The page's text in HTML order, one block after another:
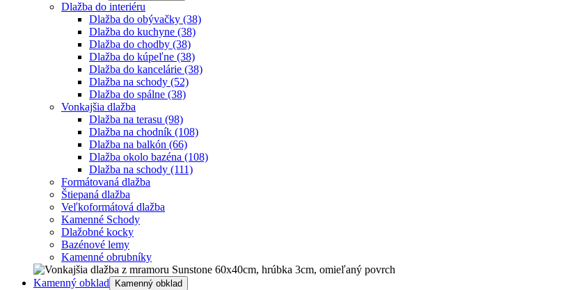
Dlažba do interiéru
Dlažba do obývačky (38)
Dlažba do kuchyne (38)
Dlažba do chodby (38)
Dlažba do kúpeľne (38)
Dlažba do kancelárie (38)
Dlažba na schody (52)
Dlažba do spálne (38)
Vonkajšia dlažba
Dlažba na terasu (98)
Dlažba na chodník (108)
Dlažba na balkón (66)
Dlažba okolo bazéna (108)
Dlažba na schody (111)
Formátovaná dlažba
Štiepaná dlažba
Veľkoformátová dlažba
Kamenné Schody
Dlažobné kocky
Bazénové lemy
Kamenné obrubníky
Kamenný obklad Kamenný obklad